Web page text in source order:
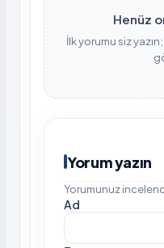
Henüz
İlk yorumu siz
Yorum yazın
Yorumunuz
Ad